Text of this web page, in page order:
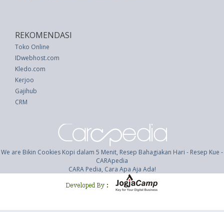
REKOMENDASI
Toko Online
IDwebhost.com
Kledo.com
Kerjoo
Gajihub
CRM
We are Bikin Cookies Kopi dalam 5 Menit, Resep Bahagiakan Hari - Resep Kue -
CARApedia
CARA Pedia, Cara Apa Aja Ada!